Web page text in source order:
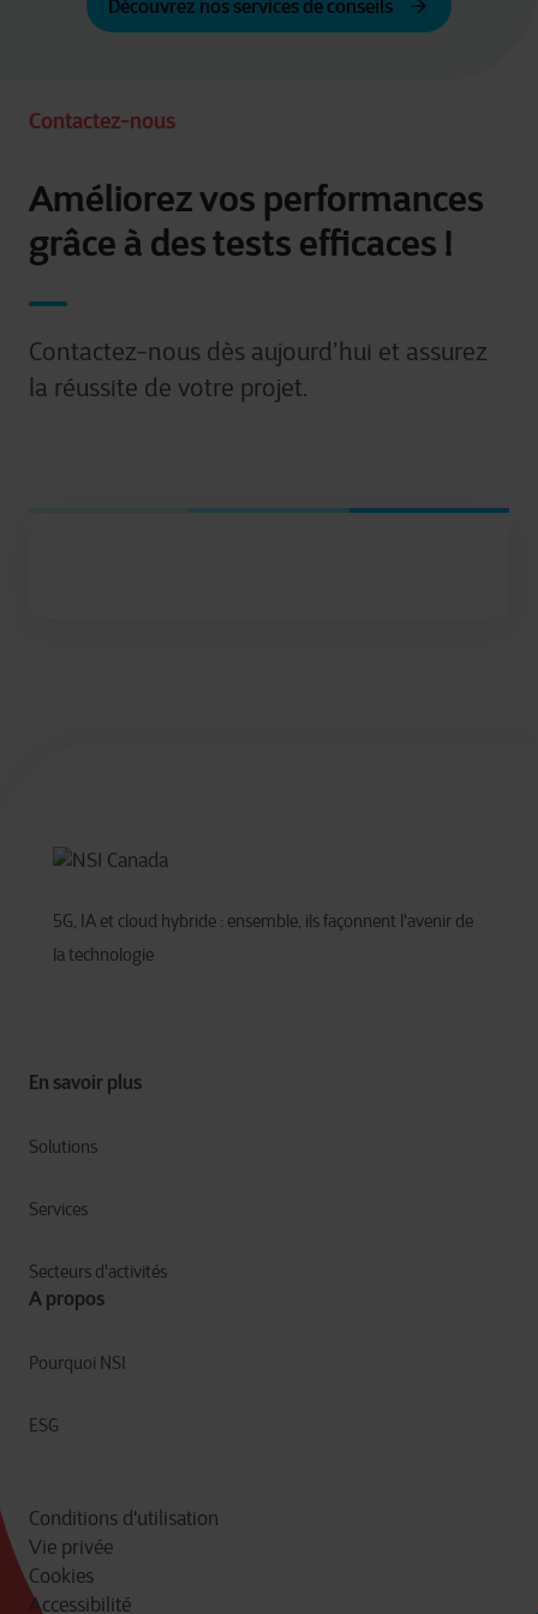
Découvrez nos services de conseils
Contactez-nous
Améliorez vos performances
grâce à des tests efficaces !
Contactez-nous dès aujourd’hui et assurez
la réussite de votre projet.
5G, IA et cloud hybride : ensemble, ils façonnent l'avenir de
la technologie
En savoir plus
Solutions
Services
Secteurs d'activités
A propos
Pourquoi NSI
ESG
Conditions d'utilisation
Vie privée
Cookies
Accessibilité